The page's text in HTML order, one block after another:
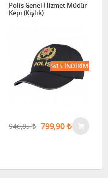
Polis Genel Hizmet Müdür
Kepi (Kışlık)
946,85 799,90
%15 İNDIRIM